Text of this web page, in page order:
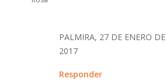
PALMIRA, 27 DE ENERO DE
2017
Responder